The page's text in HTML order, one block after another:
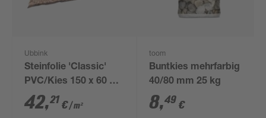
Ubbink
Steinfolie 'Classic'
PVC/Kies 150 x 60 x
0,6 cm
42,21 €/ m²
toom
Buntkies mehrfarbig
40/80 mm 25 kg
8,49 €